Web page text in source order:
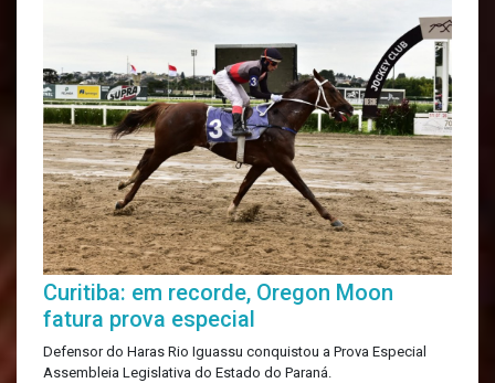
Curitiba: em recorde, Oregon Moon
fatura prova especial
Defensor do Haras Rio Iguassu conquistou a Prova Especial
Assembleia Legislativa do Estado do Paraná.